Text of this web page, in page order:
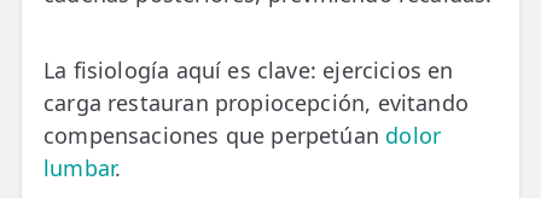
La fisiología aquí es clave: ejercicios en
carga restauran propiocepción, evitando
compensaciones que perpetúan dolor
lumbar.